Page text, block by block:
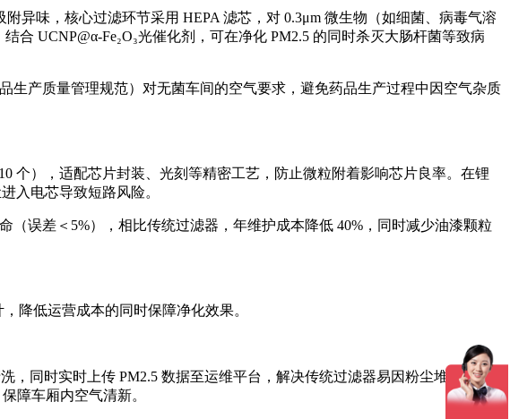
异味，核心过滤环节采用 HEPA 滤芯，对 0.3μm 微生物（如细菌、病毒气溶
UCNP@α-Fe₂O₃光催化剂，可在净化 PM2.5 的同时杀灭大肠杆菌等致病
生产质量管理规范）对无菌车间的空气要求，避免药品生产过程中因空气杂质
个），适配芯片封装、光刻等精密工艺，防止微粒附着影响芯片良率。在锂
入电芯导致短路风险。
误差＜5%），相比传统过滤器，年维护成本降低 40%，同时减少油漆颗粒
降低运营成本的同时保障净化效果。
同时实时上传 PM2.5 数据至运维平台，解决传统过滤器易因粉尘堆积引发
障车厢内空气清新。